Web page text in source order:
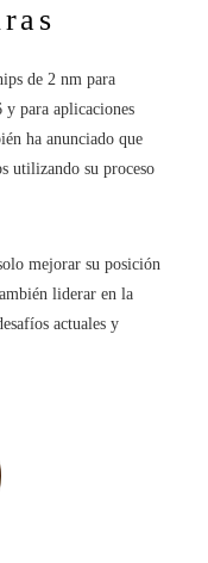
de 2 nm para
para aplicaciones
ha anunciado que
utilizando su proceso
mejorar su posición
liderar en la
actuales y